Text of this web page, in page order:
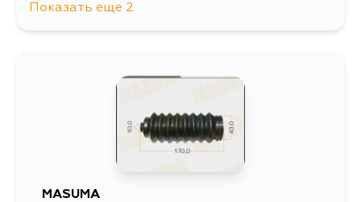
Показать еще 2
MASUMA